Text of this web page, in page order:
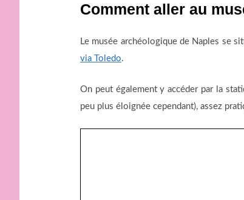
Comment aller au
Le musée archéologique de Naples se
via Toledo.
On peut également y accéder par la
peu plus éloignée cependant), assez